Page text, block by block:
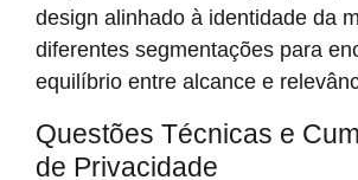
design alinhado à identidade da
diferentes segmentações para
equilíbrio entre alcance e
Questões Técnicas e
de Privacidade